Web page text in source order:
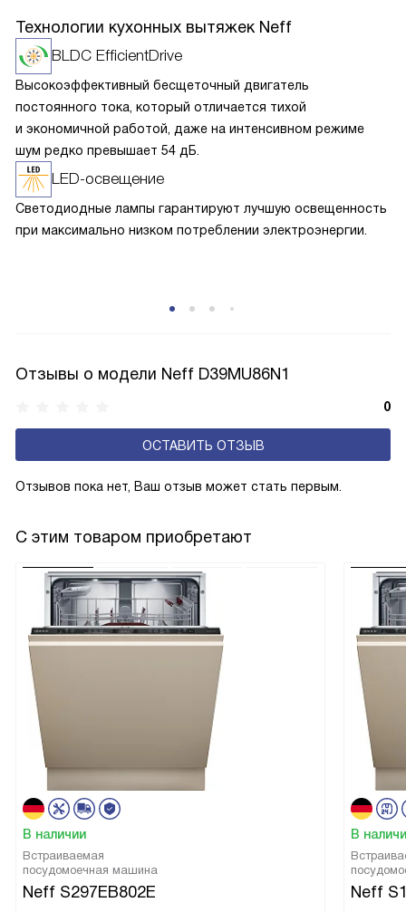
Технологии кухонных вытяжек Neff
BLDC EfficientDrive
Высокоэффективный бесщеточный двигатель
постоянного тока, который отличается тихой
и экономичной работой, даже на интенсивном режиме
шум редко превышает 54 дБ.
LED-освещение
Светодиодные лампы гарантируют лучшую освещенность
при максимально низком потреблении электроэнергии.
Отзывы о модели Neff D39MU86N1
0
ОСТАВИТЬ ОТЗЫВ
Отзывов пока нет, Ваш отзыв может стать первым.
С этим товаром приобретают
В наличии
Встраиваемая
посудомоечная машина
Neff S297EB802E
В
Neff